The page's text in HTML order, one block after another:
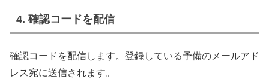
4. 確認コードを配信
確認コードを配信します。登録している予備のメールアド
レス宛に送信されます。